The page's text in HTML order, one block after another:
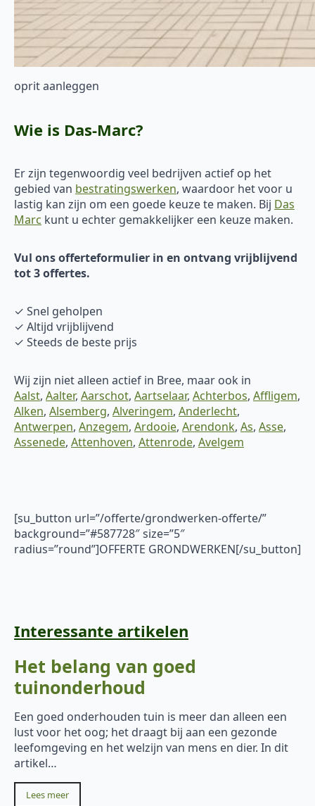
oprit aanleggen
Wie is Das-Marc?
Er zijn tegenwoordig veel bedrijven actief op het
gebied van bestratingswerken, waardoor het voor u
lastig kan zijn om een goede keuze te maken. Bij Das
Marc kunt u echter gemakkelijker een keuze maken.
Vul ons offerteformulier in en ontvang vrijblijvend
tot 3 offertes.
✓ Snel geholpen
✓ Altijd vrijblijvend
✓ Steeds de beste prijs
Wij zijn niet alleen actief in Bree, maar ook in
Aalst, Aalter, Aarschot, Aartselaar, Achterbos, Affligem,
Alken, Alsemberg, Alveringem, Anderlecht,
Antwerpen, Anzegem, Ardooie, Arendonk, As, Asse,
Assenede, Attenhoven, Attenrode, Avelgem
[su_button url=”/offerte/grondwerken-offerte/”
background=”#587728″ size=”5″
radius=”round”]OFFERTE GRONDWERKEN[/su_button]
Interessante artikelen
Het belang van goed
tuinonderhoud
Een goed onderhouden tuin is meer dan alleen een
lust voor het oog; het draagt bij aan een gezonde
leefomgeving en het welzijn van mens en dier. In dit
artikel…
Lees meer